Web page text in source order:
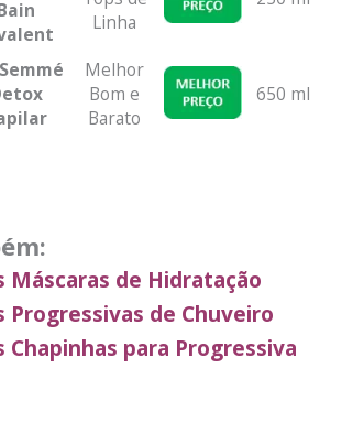
Linha
Melhor
Bom e
Barato
650 ml
Máscaras de Hidratação
Progressivas de Chuveiro
Chapinhas para Progressiva